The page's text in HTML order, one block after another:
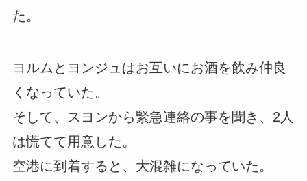
た。
ヨルムとヨンジュはお互いにお酒を飲み仲良
くなっていた。
そして、スヨンから緊急連絡の事を聞き、2人
は慌てて用意した。
空港に到着すると、大混雑になっていた。